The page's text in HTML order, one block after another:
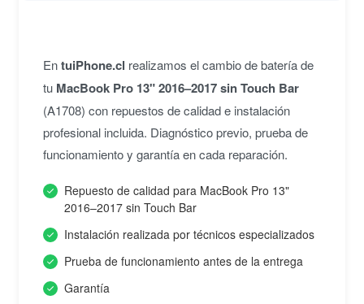
EntuiPhone.cl realizamos el cambio de batería de
tu MacBook Pro 13" 2016–2017 sin Touch Bar
(A1708) con repuestos de calidad e instalación
profesional incluida. Diagnóstico previo, prueba de
funcionamiento y garantía en cada reparación.
Repuesto de calidad para MacBook Pro 13"
2016–2017 sin Touch Bar
Instalación realizada por técnicos especializados
Prueba de funcionamiento antes de la entrega
Garantía